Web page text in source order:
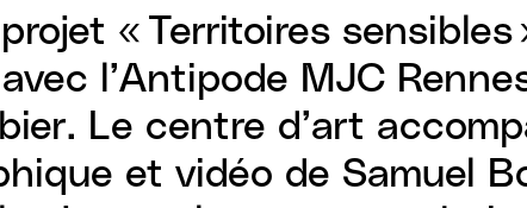
« Territoires
l’Antipode MJC
Le centre d’art
et vidéo de Samuel